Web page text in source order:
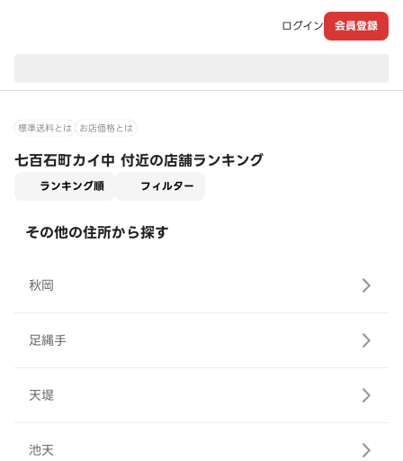
ログイン 会員登録
標準送料とは お店価格とは
七百石町カイ中 付近の店舗ランキング
ランキング順 フィルター
その他の住所から探す
秋岡
足縄手
天堤
池天